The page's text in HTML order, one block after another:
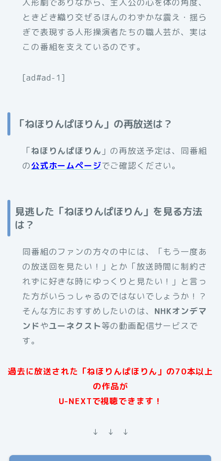
人形劇でありながら、主人公の心を体の角度、
ときどき織り交ぜるほんのわずかな震え・揺ら
ぎで表現する人形操演者たちの職人芸が、実は
この番組を支えているのです。
[ad#ad-1]
「ねほりんぱほりん」の再放送は？
「ねほりんぱほりん 」の再放送予定は、同番組
の公式ホームページでご確認ください。
見逃した「ねほりんぱほりん」を見る方法
は？
同番組のファンの方々の中には、「もう一度あ
の放送回を見たい！」とか「放送時間に制約さ
れずに好きな時にゆっくりと見たい！」と言っ
た方がいらっしゃるのではないでしょうか！？
そんな方におすすめしたいのは、 NHKオンデマ
ンドやユーネクスト等の動画配信サービスで
す。
過去に放送された「ねほりんぱほりん」の70本以上
の作品が
U-NEXTで視聴できます！
↓ ↓ ↓